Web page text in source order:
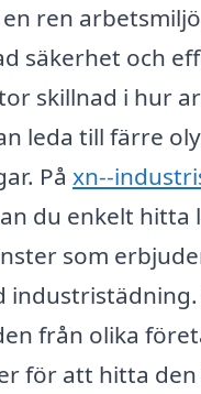
ren
säkerhet och
skillnad i hur
leda till färre
På xn--
du enkelt hitta
som
från olika
för att hitta den